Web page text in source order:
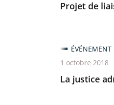
Projet de
La justice
ÉVÉNEMENT
1 octobre 2018